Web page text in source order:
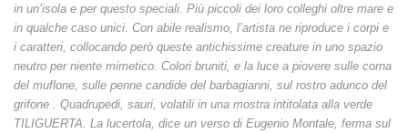
in un’isola e per questo speciali. Più piccoli dei loro colleghi oltre mare e
in qualche caso unici. Con abile realismo, l’artista ne riproduce i corpi e
i caratteri, collocando però queste antichissime creature in uno spazio
neutro per niente mimetico. Colori bruniti, e la luce a piovere sulle corna
del muflone, sulle penne candide del barbagianni, sul rostro adunco del
grifone . Quadrupedi, sauri, volatili in una mostra intitolata alla verde
TILIGUERTA. La lucertola, dice un verso di Eugenio Montale, ferma sul